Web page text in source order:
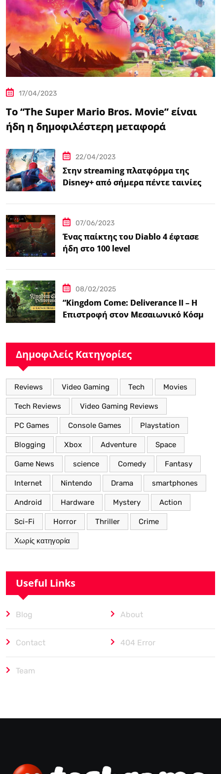
17/04/2023
Το “The Super Mario Bros. Movie” είναι
ήδη η δημοφιλέστερη μεταφορά
22/04/2023
Στην streaming πλατφόρμα της
Disney+ από σήμερα πέντε ταινίες
07/06/2023
Ένας παίκτης του Diablo 4 έφτασε
ήδη στο 100 level
08/02/2025
“Kingdom Come: Deliverance II – Η
Επιστροφή στον Μεσαιωνικό Κόσμο
Δημοφιλείς Κατηγορίες
Reviews Video Gaming Tech Movies
Tech Reviews Video Gaming Reviews
PC Games Console Games Playstation
Blogging Xbox Adventure Space
Game News science Comedy Fantasy
Internet Nintendo Drama smartphones
Android Hardware Mystery Action
Sci-Fi Horror Thriller Crime
Χωρίς κατηγορία
Useful Links
Blog About
Contact 404 Error
Team